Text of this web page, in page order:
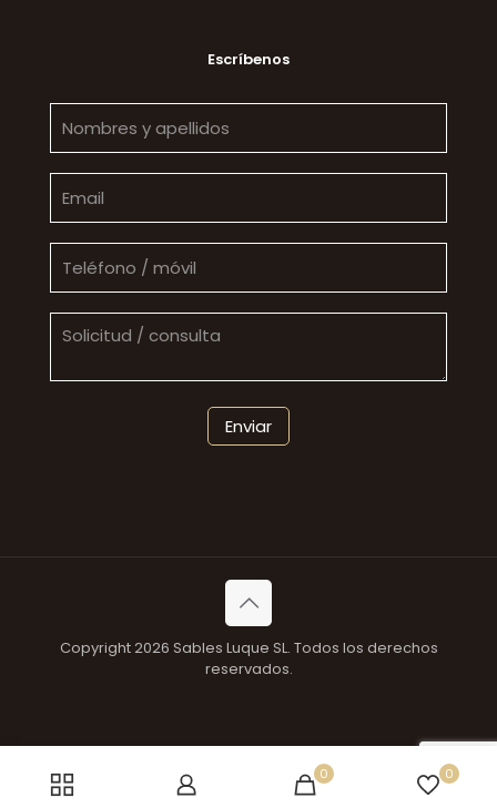
Escríbenos
Copyright 2026 Sables Luque SL. Todos los derechos
reservados.
0 0